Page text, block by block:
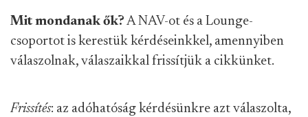
Mit mondanak ők? A NAV-ot és a Lounge-
csoportot is kerestük kérdéseinkkel, amennyiben
válaszolnak, válaszaikkal frissítjük a cikkünket.
Frissítés: az adóhatóság kérdésünkre azt válaszolta,